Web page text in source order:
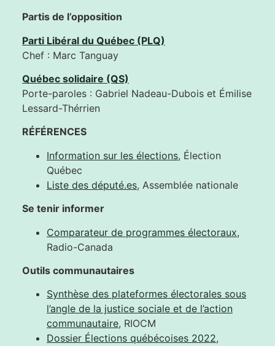
Partis de l’opposition
Parti Libéral du Québec (PLQ)
Chef : Marc Tanguay
Québec solidaire (QS)
Porte-paroles : Gabriel Nadeau-Dubois et Émilise
Lessard-Thérrien
RÉFÉRENCES
Information sur les élections, Élection
Québec
Liste des député.es, Assemblée nationale
Se tenir informer
Comparateur de programmes électoraux,
Radio-Canada
Outils communautaires
Synthèse des plateformes électorales sous
l’angle de la justice sociale et de l’action
communautaire, RIOCM
Dossier Élections québécoises 2022,